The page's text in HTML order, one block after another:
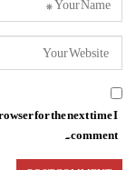
for the next time I
comment.